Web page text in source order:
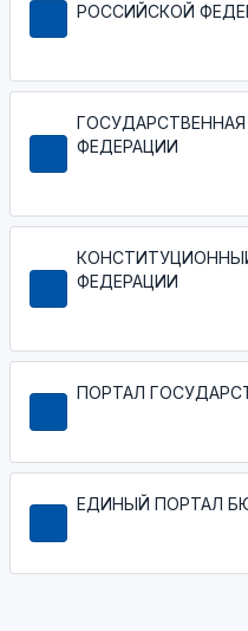
РОССИЙСКОЙ
ФЕДЕРАЦИИ
ФЕДЕРАЦИИ
ПОРТАЛ
ЕДИНЫЙ ПОРТАЛ